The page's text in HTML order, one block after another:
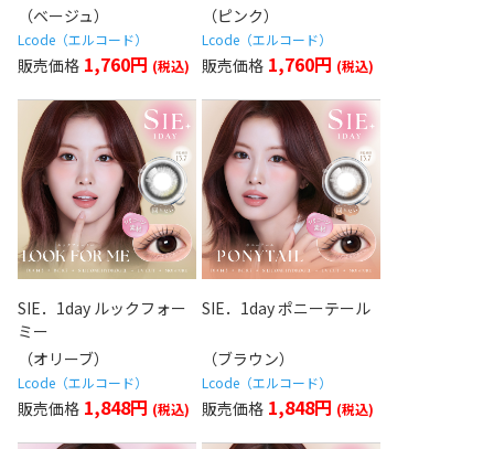
（ベージュ）
Lcode（エルコード）
1,760円
（ピンク）
Lcode（エルコード）
1,760円
SIE．1day ルックフォー
ミー
（オリーブ）
Lcode（エルコード）
1,848円
SIE．1day ポニーテール
（ブラウン）
Lcode（エルコード）
1,848円